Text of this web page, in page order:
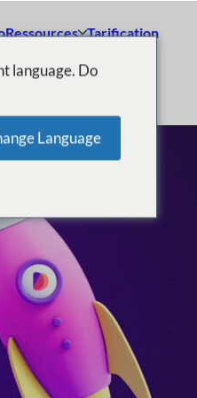
Ressources Tarification
language. Do
Language